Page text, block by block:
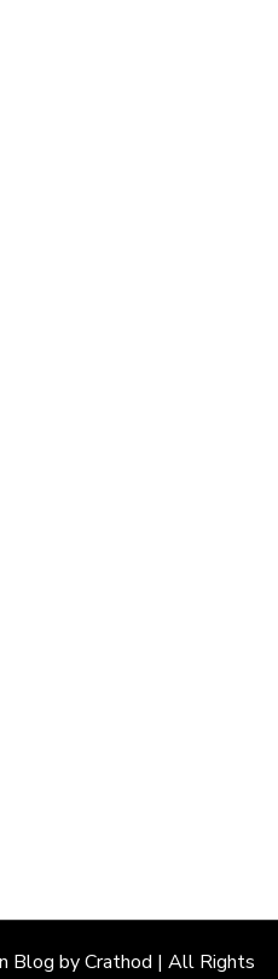
Blog by Crathod | All Rights